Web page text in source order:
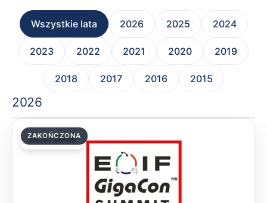
Wszystkie lata 2026 2025 2024
2023 2022 2021 2020 2019
2018 2017 2016 2015
2026
22.07.2026
ZAKOŃCZONA